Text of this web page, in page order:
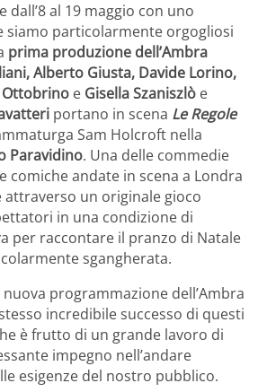
dall’8 al 19 maggio con uno
siamo particolarmente orgogliosi
prima produzione dell’Ambra
Alberto Giusta, Davide Lorino,
Ottobrino e Gisella Szaniszlò e
portano in scena Le Regole
Sam Holcroft nella
Paravidino. Una delle commedie
comiche andate in scena a Londra
attraverso un originale gioco
in una condizione di
per raccontare il pranzo di Natale
sgangherata.
programmazione dell’Ambra
incredibile successo di questi
è frutto di un grande lavoro di
impegno nell’andare
esigenze del nostro pubblico.